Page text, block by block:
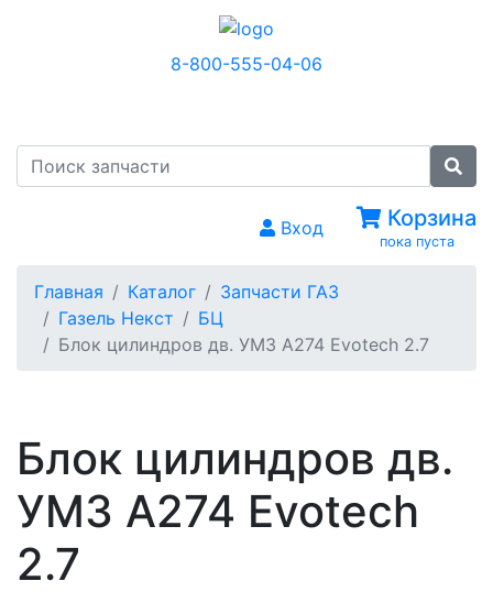
8-800-555-04-06
Вход Корзина
пока пуста
Главная Каталог
Запчасти ГАЗ
Газель Некст
БЦ
Блок цилиндров дв. УМЗ А274 Evotech 2.7
Блок цилиндров дв.
УМЗ А274 Evotech
2.7